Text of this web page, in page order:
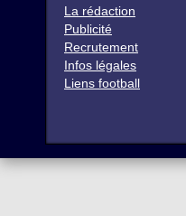
La rédaction
Publicité
Recrutement
Infos légales
Liens football